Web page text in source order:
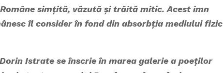
simțită, văzută și trăită mitic. Acest imn
îl consider în fond din absorbția mediului fizic
Istrate se înscrie în marea galerie a poeților